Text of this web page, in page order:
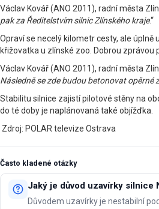
Václav Kovář (ANO 2011), radní města
pak za Ředitelstvím silnic Zlínského kraje.“
Opraví se necelý kilometr cesty, ale
křižovatka u zlínské zoo. Dobrou zprávou
Václav Kovář (ANO 2011), radní města
Následně se zde budou betonovat
Stabilitu silnice zajistí pilotové stěny na
do té doby je naplánovaná také objížďka.
Zdroj: POLAR televize Ostrava
Často kladené otázky
Jaký je důvod uzavírky silnice
Důvodem uzavírky je nestabilní